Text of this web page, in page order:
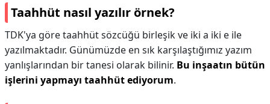
Taahhüt nasıl yazılır örnek?
TDK'ya göre taahhüt sözcüğü birleşik ve iki a iki e ile
yazılmaktadır. Günümüzde en sık karşılaştığımız yazım
yanlışlarından bir tanesi olarak bilinir. Bu inşaatın bütün
işlerini yapmayı taahhüt ediyorum.